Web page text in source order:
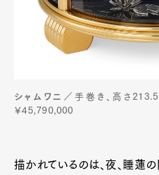
シャムワニ ／手巻き、高さ
￥45,790,000
描かれているのは、夜、睡蓮